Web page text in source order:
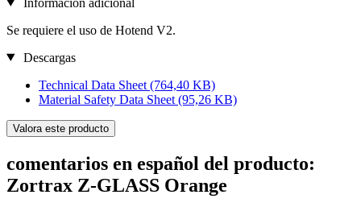
Se requiere el uso de Hotend V2.
Descargas
Technical Data Sheet (764,40 KB)
Material Safety Data Sheet (95,26 KB)
Valora este producto
comentarios en español del producto:
Zortrax Z-GLASS Orange